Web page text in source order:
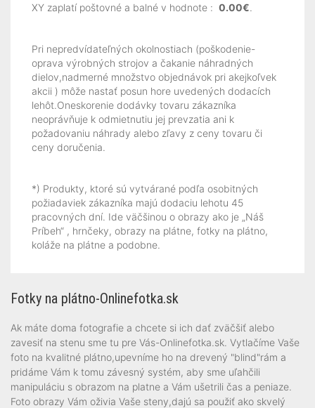
XY zaplatí poštovné a balné v hodnote : 0.00€.
Pri nepredvídateľných okolnostiach (poškodenie-
oprava výrobných strojov a čakanie náhradných
dielov,nadmerné množstvo objednávok pri akejkoľvek
akcii ) môže nastať posun hore uvedených dodacích
lehôt.Oneskorenie dodávky tovaru zákazníka
neoprávňuje k odmietnutiu jej prevzatia ani k
požadovaniu náhrady alebo zľavy z ceny tovaru či
ceny doručenia.
*) Produkty, ktoré sú vytvárané podľa osobitných
požiadaviek zákazníka majú dodaciu lehotu 45
pracovných dní. Ide väčšinou o obrazy ako je „Náš
Príbeh“ , hrnčeky, obrazy na plátne, fotky na plátno,
koláže na plátne a podobne.
Fotky na plátno-Onlinefotka.sk
Ak máte doma fotografie a chcete si ich dať zväčšiť alebo
zavesiť na stenu sme tu pre Vás-Onlinefotka.sk. Vytlačíme Vaše
foto na kvalitné plátno,upevníme ho na drevený "blind"rám a
pridáme Vám k tomu závesný systém, aby sme uľahčili
manipuláciu s obrazom na platne a Vám ušetrili čas a peniaze.
Foto obrazy Vám oživia Vaše steny,dajú sa použiť ako skvelý